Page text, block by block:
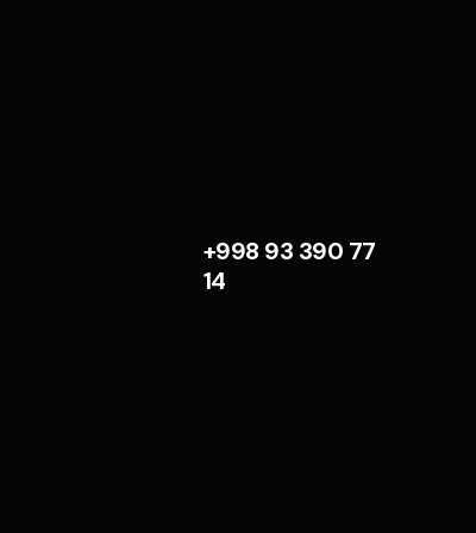
+998 93 390 77
14